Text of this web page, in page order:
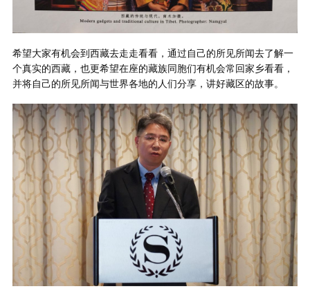
希望大家有机会到西藏去走走看看，通过自己的所见所闻去了解一
个真实的西藏，也更希望在座的藏族同胞们有机会常回家乡看看，
并将自己的所见所闻与世界各地的人们分享，讲好藏区的故事。